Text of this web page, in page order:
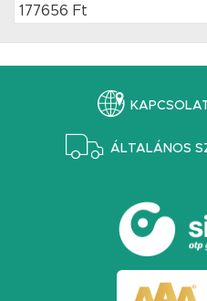
177656 Ft
ÁLTALÁNOS